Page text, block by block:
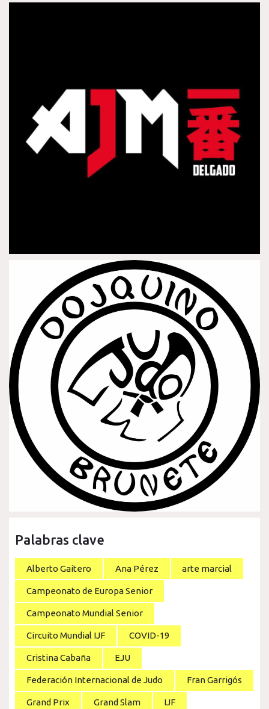
Palabras clave
Alberto Gaitero Ana Pérez arte marcial
Campeonato de Europa Senior
Campeonato Mundial Senior
Circuito Mundial IJF COVID-19
Cristina Cabaña EJU
Federación Internacional de Judo Fran Garrigós
Grand Prix Grand Slam IJF